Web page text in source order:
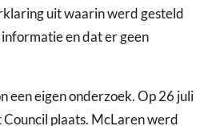
uit waarin werd gesteld
en dat er geen
een eigen onderzoek. Op 26 juli
plaats. McLaren werd